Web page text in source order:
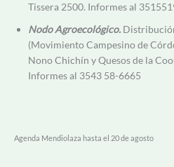
Tissera 2500. Informes al
Nodo Agroecológico.
(Movimiento Campesino de
Nono Chichín y Quesos de la
Informes al 3543 58-6665
Agenda Mendiolaza hasta el 20 de agosto